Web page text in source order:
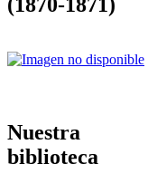
Nuestra
biblioteca